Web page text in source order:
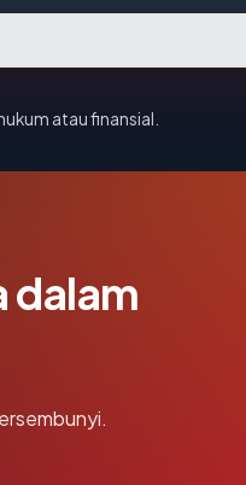
atau finansial.
dalam